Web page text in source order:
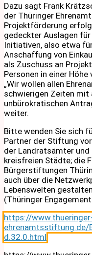
Dazu sagt Frank
der Thüringer
Projektförderung
gedeckter Auslagen
Initiativen, also etwa
Anschaffung von
als Zuschuss an
Personen in einer Höhe
„Wir wollen allen
schwierigen Zeiten mit
unbürokratischen
weiter.
Bitte wenden Sie sich
Partner der Stiftung
der Landratsämter
kreisfreien Städte; die
Bürgerstiftungen
auch über die
Lebenswelten
(Thüringer
https://
ehrenamtsstiftung.de/
d.32.0.html